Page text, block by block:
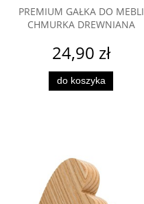
PREMIUM GAŁKA DO MEBLI
CHMURKA DREWNIANA
24,90 zł
do koszyka